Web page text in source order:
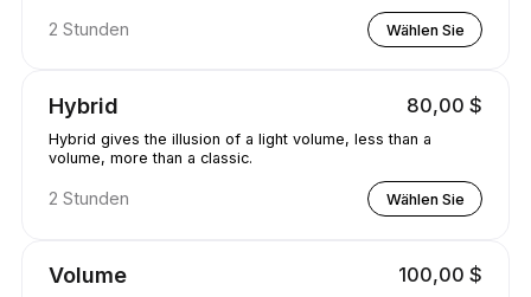
2 Stunden Wählen Sie
Hybrid 80,00 $
Hybrid gives the illusion of a light volume, less than a
volume, more than a classic.
2 Stunden Wählen Sie
Volume 100,00 $